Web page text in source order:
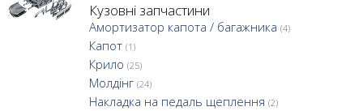
Кузовні запчастини
Амортизатор капота / багажника (4)
Капот (1)
Крило (25)
Молдінг (24)
Накладка на педаль щеплення (2)